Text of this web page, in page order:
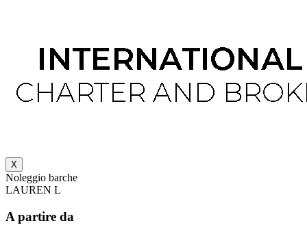
X
Noleggio barche
LAUREN L
A partire da